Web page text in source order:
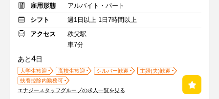
雇用形態
アルバイト・パート
シフト
週1日以上 1日7時間以上
アクセス
秩父駅
車7分
あと4日
大学生歓迎 高校生歓迎 シルバー歓迎
主婦(夫)歓迎
扶養控除内勤務可
エナジースタッフグループの求人一覧を見る